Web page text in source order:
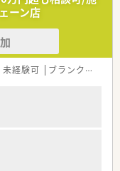
リニックモール、健康
局(グループ会社)と調
。
ており、現場でのＯＴ
る為、どの店舗でも共通
身者、未経験も多く現
座います。症例別研
もあり。
１年生の1学期が終わ
されています。
ーン店
未経験可 ブランク可